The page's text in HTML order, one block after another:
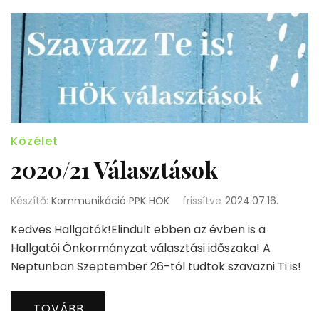
Közélet
2020/21 Választások
Készítő: Kommunikáció PPK HÖK frissítve 2024.07.16.
Kedves Hallgatók!Elindult ebben az évben is a
Hallgatói Önkormányzat választási időszaka! A
Neptunban Szeptember 26-tól tudtok szavazni Ti is!